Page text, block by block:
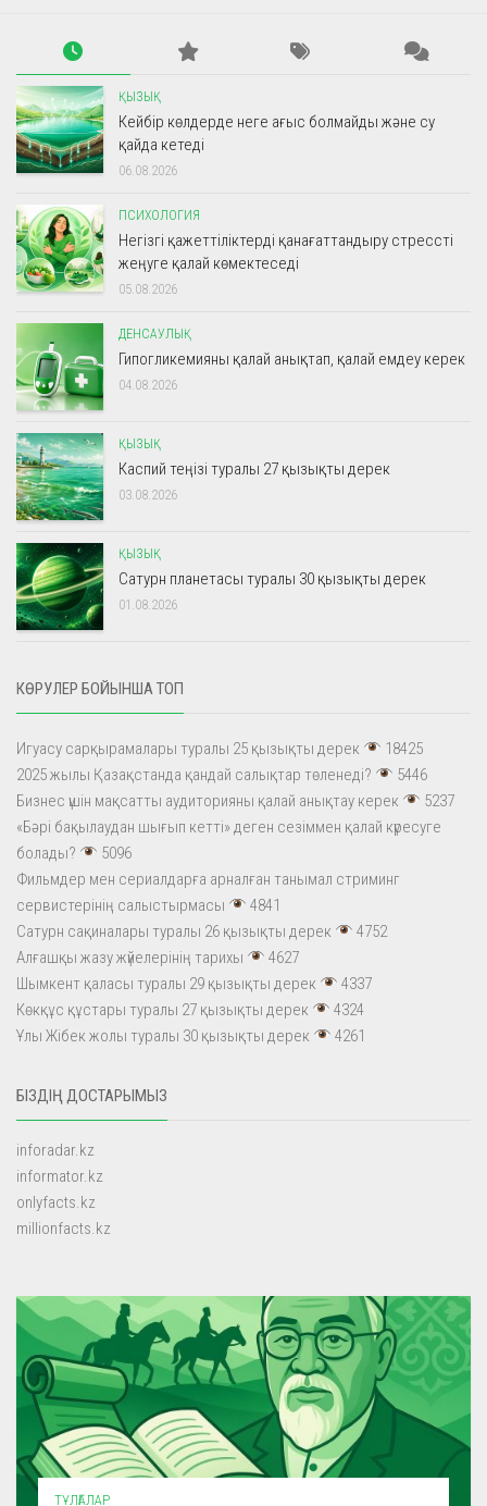
ҚЫЗЫҚ
Кейбір көлдерде неге ағыс болмайды және су
қайда кетеді
06.08.2026
ПСИХОЛОГИЯ
Негізгі қажеттіліктерді қанағаттандыру стрессті
жеңуге қалай көмектеседі
05.08.2026
ДЕНСАУЛЫҚ
Гипогликемияны қалай анықтап, қалай емдеу керек
04.08.2026
ҚЫЗЫҚ
Каспий теңізі туралы 27 қызықты дерек
03.08.2026
ҚЫЗЫҚ
Сатурн планетасы туралы 30 қызықты дерек
01.08.2026
КӨРУЛЕР БОЙЫНША ТОП
Игуасу сарқырамалары туралы 25 қызықты дерек
18425
2025 жылы Қазақстанда қандай салықтар төленеді?
5446
Бизнес үшін мақсатты аудиторияны қалай анықтау керек
5237
«Бәрі бақылаудан шығып кетті» деген сезіммен қалай күресуге
болады?
5096
Фильмдер мен сериалдарға арналған танымал стриминг
сервистерінің салыстырмасы
4841
Сатурн сақиналары туралы 26 қызықты дерек
4752
Алғашқы жазу жүйелерінің тарихы
4627
Шымкент қаласы туралы 29 қызықты дерек
4337
Көкқұс құстары туралы 27 қызықты дерек
4324
Ұлы Жібек жолы туралы 30 қызықты дерек
4261
БІЗДІҢ ДОСТАРЫМЫЗ
inforadar.kz
informator.kz
onlyfacts.kz
millionfacts.kz
ТҰЛҒАЛАР